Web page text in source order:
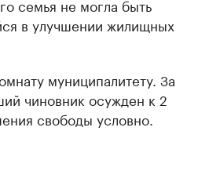
семья не могла быть
в улучшении жилищных
муниципалитету. За
чиновник осужден к 2
свободы условно.